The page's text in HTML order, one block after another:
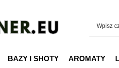
BAZY I SHOTY AROMATY